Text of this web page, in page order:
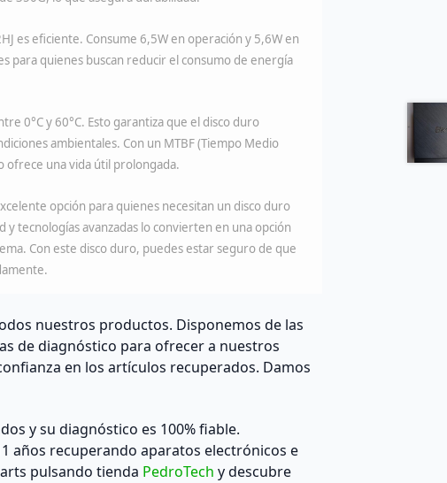
es eficiente. Consume 6,5W en operación y 5,6W en
para quienes buscan reducir el consumo de energía
0°C y 60°C. Esto garantiza que el disco duro
ambientales. Con un MTBF (Tiempo Medio
ofrece una vida útil prolongada.
opción para quienes necesitan un disco duro
y tecnologías avanzadas lo convierten en una opción
Con este disco duro, puedes estar seguro de que
nuestros productos. Disponemos de las
de diagnóstico para ofrecer a nuestros
en los artículos recuperados. Damos
y su diagnóstico es 100% fiable.
años recuperando aparatos electrónicos e
pulsando tienda PedroTech y descubre